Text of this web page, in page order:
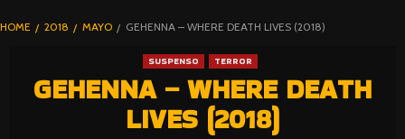
BLOGHORROR
HOME 2018 MAYO GEHENNA – WHERE DEATH LIVES (2018)
SUSPENSO TERROR
GEHENNA – WHERE DEATH
LIVES (2018)